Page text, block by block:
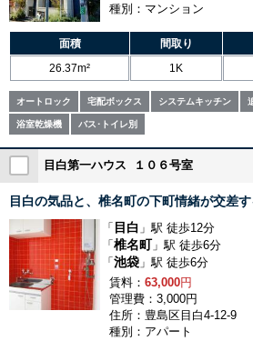
種別：マンション
面積 間取り
26.37m²
1K
オートロック 宅配ボックス システムキッチン
浴室乾燥機 バス･トイレ別
目白第一ハウス １０６号室
目白の気品と、椎名町の下町情緒が交差
「 目白 」駅 徒歩12分
「 椎名町 」駅 徒歩6分
「 池袋 」駅 徒歩6分
賃料： 63,000円
管理費：3,000円
住所：豊島区目白4-12-9
種別：アパート